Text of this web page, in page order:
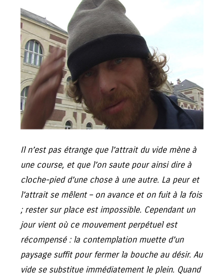
Il n’est pas étrange que l’attrait du vide mène à
une course, et que l’on saute pour ainsi dire à
cloche-pied d’une chose à une autre. La peur et
l’attrait se mêlent – on avance et on fuit à la fois
; rester sur place est impossible. Cependant un
jour vient où ce mouvement perpétuel est
récompensé : la contemplation muette d’un
paysage suffit pour fermer la bouche au désir. Au
vide se substitue immédiatement le plein. Quand